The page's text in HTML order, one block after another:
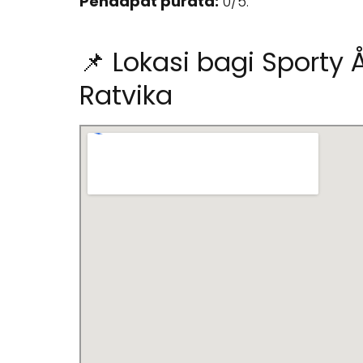
📌 Lokasi bagi Sporty
Ratvika